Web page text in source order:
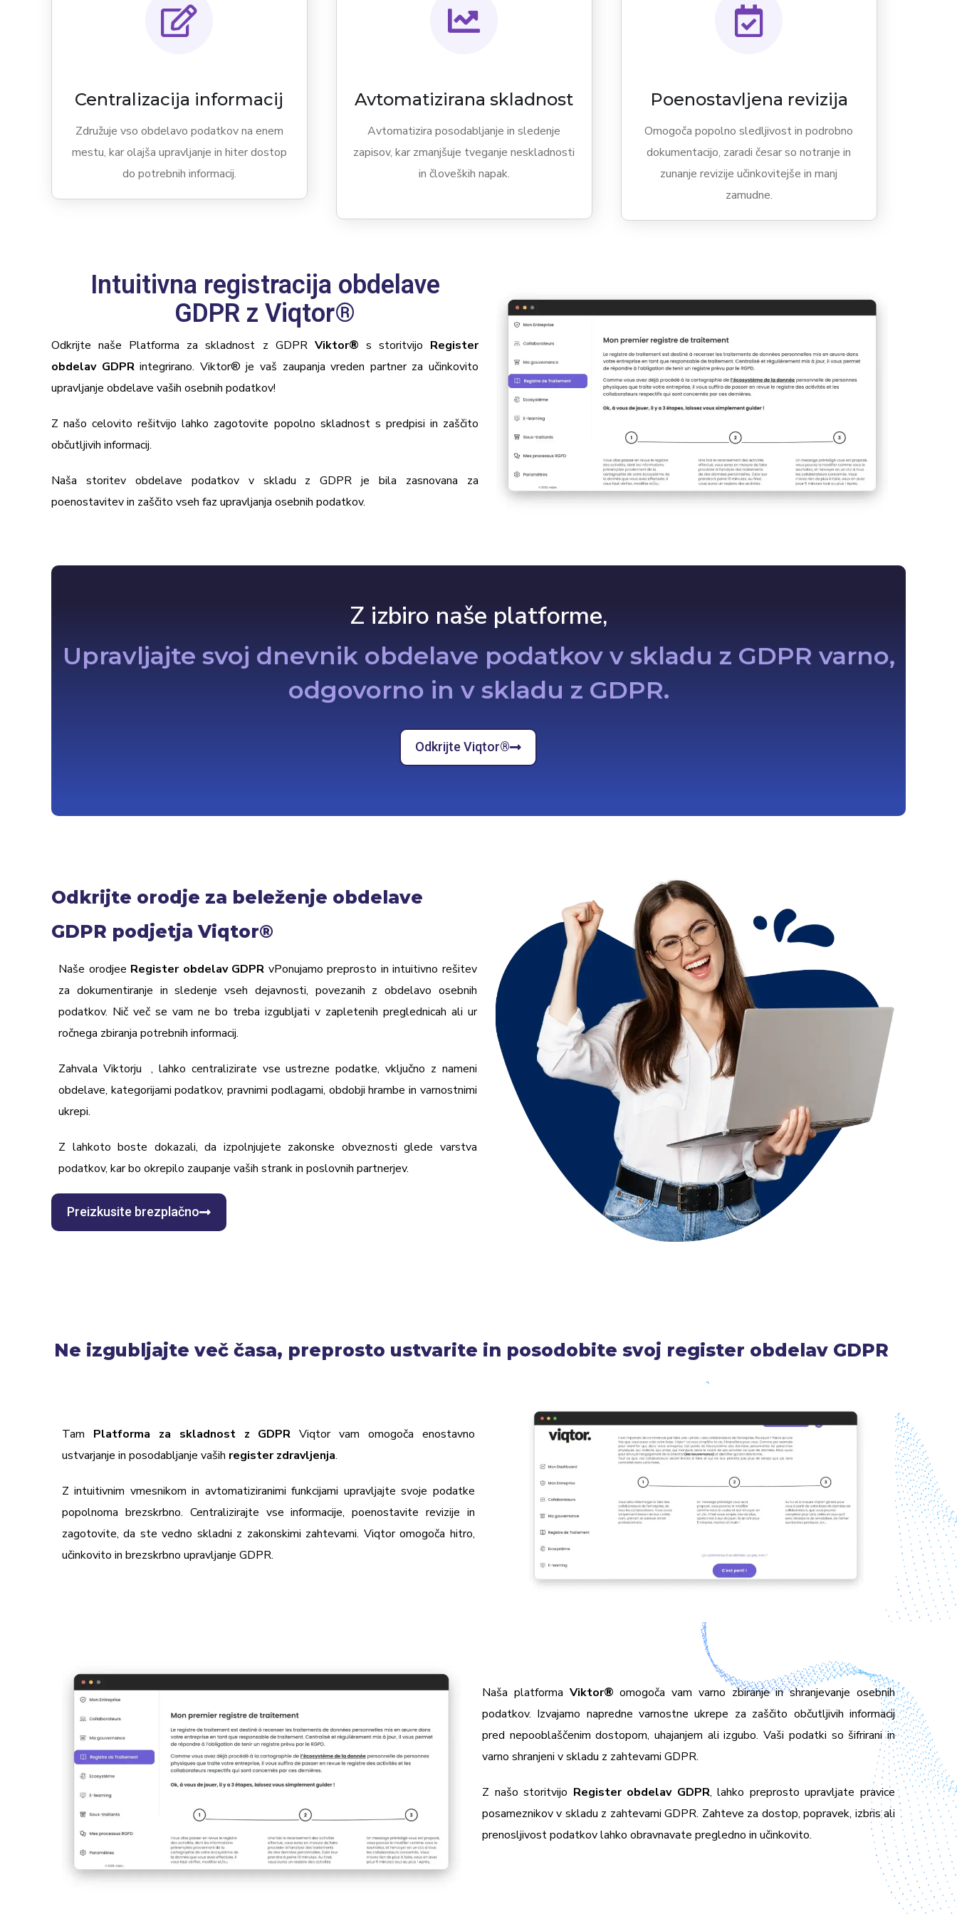
Centralizacija informacij
Združuje vso obdelavo podatkov na enem
mestu, kar olajša upravljanje in hiter dostop
do potrebnih informacij.
Avtomatizirana skladnost
Avtomatizira posodabljanje in sledenje
zapisov, kar zmanjšuje tveganje neskladnosti
in človeških napak.
Poenostavljena revizija
Omogoča popolno sledljivost in podrobno
dokumentacijo, zaradi česar so notranje in
zunanje revizije učinkovitejše in manj
zamudne.
Intuitivna registracija obdelave
GDPR z Viqtor®
Odkrijte naše Platforma za skladnost z GDPR Viktor® s storitvijo Register
obdelav GDPRintegrirano. Viktor® je vaš zaupanja vreden partner za učinkovito
upravljanje obdelave vaših osebnih podatkov!
Z našo celovito rešitvijo lahko zagotovite popolno skladnost s predpisi in zaščito
občutljivih informacij.
Naša storitev obdelave podatkov v skladu z GDPR je bila zasnovana za
poenostavitev in zaščito vseh faz upravljanja osebnih podatkov.
Z izbiro naše platforme,
Upravljajte svoj dnevnik obdelave podatkov v skladu z GDPR varno,
odgovorno in v skladu z GDPR.
Odkrijte Viqtor®
Odkrijte orodje za beleženje obdelave
GDPR podjetja Viqtor®
Naše orodjee Register obdelav GDPR vPonujamo preprosto in intuitivno rešitev
za dokumentiranje in sledenje vseh dejavnosti, povezanih z obdelavo osebnih
podatkov. Nič več se vam ne bo treba izgubljati v zapletenih preglednicah ali ur
ročnega zbiranja potrebnih informacij.
Zahvala Viktorju
, lahko centralizirate vse ustrezne podatke, vključno z nameni
obdelave, kategorijami podatkov, pravnimi podlagami, obdobji hrambe in varnostnimi
ukrepi.
Z lahkoto boste dokazali, da izpolnjujete zakonske obveznosti glede varstva
podatkov, kar bo okrepilo zaupanje vaših strank in poslovnih partnerjev.
Preizkusite brezplačno
Ne izgubljajte več časa, preprosto ustvarite in posodobite svoj register obdelav GDPR
Tam Platforma za skladnost z GDPR Viqtor vam omogoča enostavno
ustvarjanje in posodabljanje vaših register zdravljenja.
Z intuitivnim vmesnikom in avtomatiziranimi funkcijami upravljajte svoje podatke
popolnoma brezskrbno. Centralizirajte vse informacije, poenostavite revizije in
zagotovite, da ste vedno skladni z zakonskimi zahtevami. Viqtor omogoča hitro,
učinkovito in brezskrbno upravljanje GDPR.
Naša platforma Viktor® omogoča vam varno zbiranje in shranjevanje osebnih
podatkov. Izvajamo napredne varnostne ukrepe za zaščito občutljivih informacij
pred nepooblaščenim dostopom, uhajanjem ali izgubo. Vaši podatki so šifrirani in
varno shranjeni v skladu z zahtevami GDPR.
Z našo storitvijo Register obdelav GDPR, lahko preprosto upravljate pravice
posameznikov v skladu z zahtevami GDPR. Zahteve za dostop, popravek, izbris ali
prenosljivost podatkov lahko obravnavate pregledno in učinkovito.